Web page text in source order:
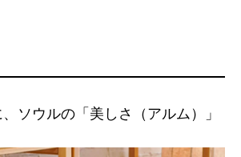
ソウルの「美しさ（アルム）」